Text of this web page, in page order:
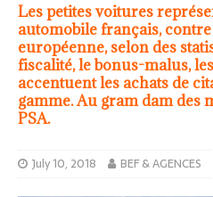
Les petites voitures
automobile français,
européenne, selon des
fiscalité, le bonus-malus,
accentuent les achats de
gamme. Au gram dam des
PSA.
July 10, 2018 BEF & AGENCES